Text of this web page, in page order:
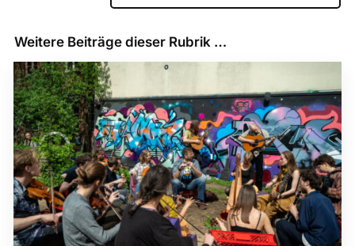
Weitere Beiträge dieser Rubrik …